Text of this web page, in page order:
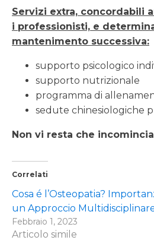
Servizi extra, concordabili
i professionisti, e
mantenimento successiva:
supporto psicologico
supporto nutrizionale
programma di
sedute chinesiologiche
Non vi resta che
Correlati
Cosa é l’Osteopatia?
un Approccio
Febbraio 1, 2023
Articolo simile